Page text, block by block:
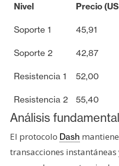
Nivel Precio
Soporte 1 45,91
Soporte 2 42,87
Resistencia 1 52,00
Resistencia 2 55,40
Análisis fundamental
El protocolo Dash
transacciones